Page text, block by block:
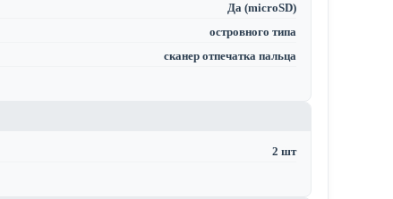
Да (microSD)
островного типа
сканер отпечатка пальца
2 шт